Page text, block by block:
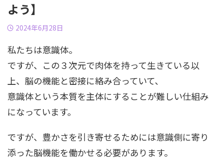
よう】
2024年6月28日
私たちは意識体。
ですが、この３次元で肉体を持って生きている以
上、脳の機能と密接に絡み合っていて、
意識体という本質を主体にすることが難しい仕組み
になっています。
ですが、豊かさを引き寄せるためには意識側に寄り
添った脳機能を働かせる必要があります。